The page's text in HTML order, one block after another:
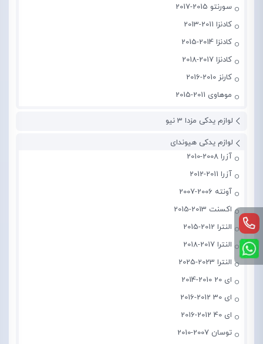
سورنتو 2015-2017
کادنزا 2011-2013
کادنزا 2014-2015
کادنزا 2017-2018
کارنز 2010-2016
موهاوی 2011-2015
لوازم یدکی مزدا 3 نیو
لوازم یدکی هیوندای
آزرا 2008-2010
آزرا 2011-2012
آونته 2006-2007
اکسنت 2013-2015
النترا 2012-2015
النترا 2017-2018
النترا 2023-2025
ای 20 2010-2014
ای 30 2012-2016
ای 40 2012-2016
توسان 2007-2010